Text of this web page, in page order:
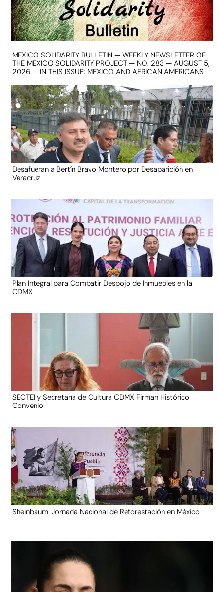
MEXICO SOLIDARITY BULLETIN — WEEKLY NEWSLETTER OF
THE MEXICO SOLIDARITY PROJECT — NO. 283 — AUGUST 5,
2026 — IN THIS ISSUE: MEXICO AND AFRICAN AMERICANS
Desafueran a Bertín Bravo Montero por Desaparición en
Veracruz
Plan Integral para Combatir Despojo de Inmuebles en la
CDMX
SECTEI y Secretaría de Cultura CDMX Firman Histórico
Convenio
Sheinbaum: Jornada Nacional de Reforestación en México